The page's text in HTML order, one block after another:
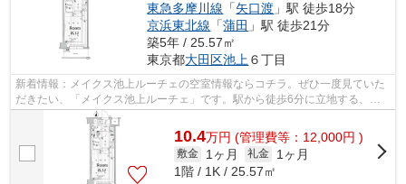
東急多摩川線 「矢口渡 」駅 徒歩18分
京浜東北線 「蒲田 」駅 徒歩21分
築5年 / 25.57㎡
東京都大田区池上６丁目
新着情報：メイクス池上ルーチェの空室情報ならコチラ。ぜひ一度見ていた
だきたい、「メイクス池上ルーチェ」です。駅から徒歩6分に立地する、魅
力的な駅近物件です。物件の近くに駅が...
10.4万円 (管理費等：12,000円 )
敷金 1ヶ月 礼金
1ヶ月
1階 / 1K / 25.57㎡